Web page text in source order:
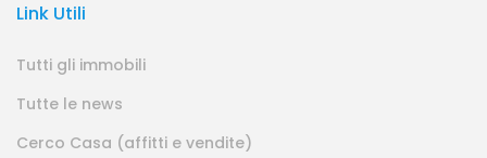
Link Utili
Tutti gli immobili
Tutte le news
Cerco Casa (affitti e vendite)